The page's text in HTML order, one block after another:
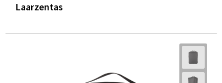
Laarzentas